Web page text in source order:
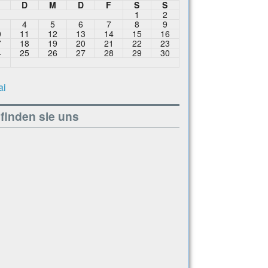
D M D F S
S
1
2
4 5 6 7 8
9
11 12 13 14 15
16
18 19 20 21 22
23
25 26 27 28 29
30
sie uns